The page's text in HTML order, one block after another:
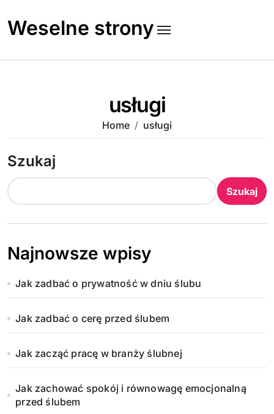
to
content
Weselne strony
usługi
Home usługi
Szukaj
Szukaj
Najnowsze wpisy
Jak zadbać o prywatność w dniu ślubu
Jak zadbać o cerę przed ślubem
Jak zacząć pracę w branży ślubnej
Jak zachować spokój i równowagę emocjonalną
przed ślubem